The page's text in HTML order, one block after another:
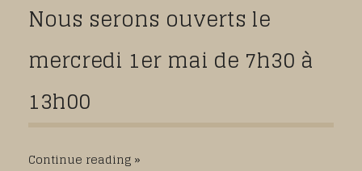
Nous serons ouverts le
mercredi 1er mai de 7h30 à
13h00
Continue reading